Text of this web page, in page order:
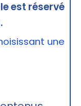
est réservé
une